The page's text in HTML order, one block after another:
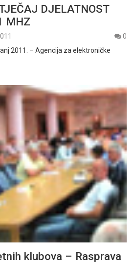
DJELATNOST
MHZ
0
2011. – Agencija za elektroničke
klubova – Rasprava